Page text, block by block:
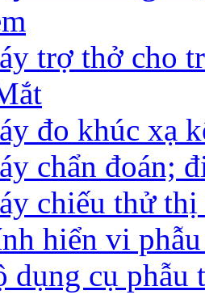
trợ thở cho
đo khúc xạ
chẩn đoán;
chiếu thử
hiển vi
dụng cụ phẫu